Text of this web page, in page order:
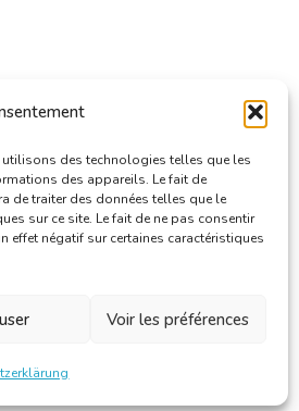
des technologies telles que les
des appareils. Le fait de
de traiter des données telles que le
sur ce site. Le fait de ne pas consentir
effet négatif sur certaines caractéristiques
Voir les préférences